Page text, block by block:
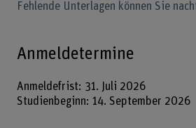
Fehlende Unterlagen können Sie
Anmeldetermine
Anmeldefrist: 31. Juli 2026
Studienbeginn: 14. September 2026